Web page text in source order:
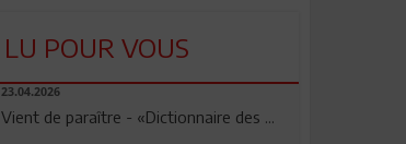
LU POUR VOUS
23.04.2026
Vient de paraître - «Dictionnaire des ...